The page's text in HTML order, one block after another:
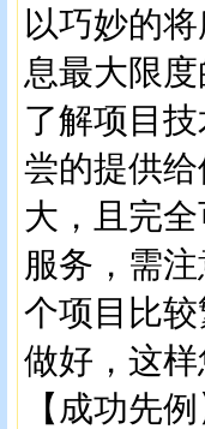
以巧妙的
息最大限
了解项目
尝的提供
大，且完
服务，需
个项目比
做好，这
【成功先